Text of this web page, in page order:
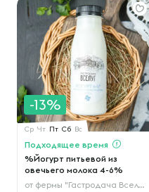
-13%
Ср Чт Пт Сб Вс
Подходящее время
%Йогурт питьевой из
овечьего молока 4-6%
от фермы "Гастродача Вселуг"